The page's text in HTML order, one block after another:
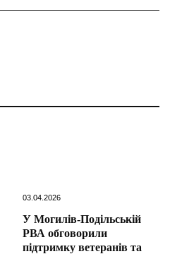
03.04.2026
У Могилів-Подільській
РВА обговорили
підтримку ветеранів та